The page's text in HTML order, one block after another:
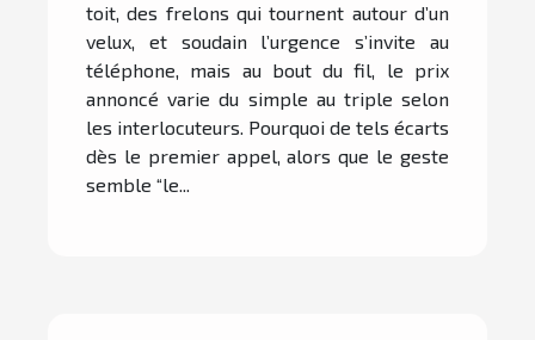
toit, des frelons qui tournent autour d’un
velux, et soudain l’urgence s’invite au
téléphone, mais au bout du fil, le prix
annoncé varie du simple au triple selon
les interlocuteurs. Pourquoi de tels écarts
dès le premier appel, alors que le geste
semble “le...